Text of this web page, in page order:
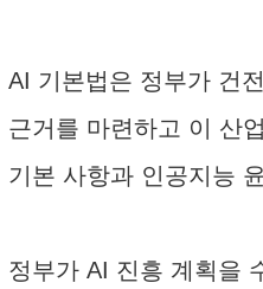
AI 기본법은 정부가 건
근거를 마련하고 이 산
기본 사항과 인공지능
정부가 AI 진흥 계획을